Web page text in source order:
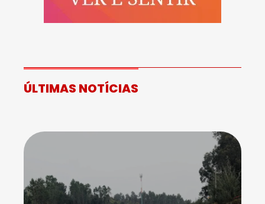
ÚLTIMAS NOTÍCIAS